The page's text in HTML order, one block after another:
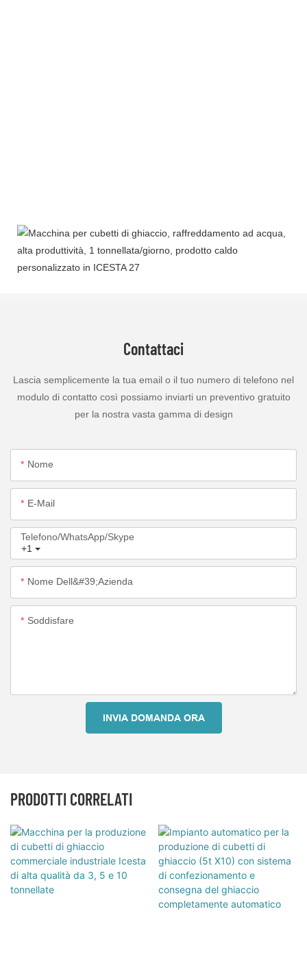
Contattaci
Lascia semplicemente la tua email o il tuo numero di telefono nel
modulo di contatto così possiamo inviarti un preventivo gratuito
per la nostra vasta gamma di design
Nome
E-Mail
+1
Telefono/WhatsApp/Skype
Nome Dell&#39;azienda
Soddisfare
INVIA DOMANDA ORA
PRODOTTI CORRELATI